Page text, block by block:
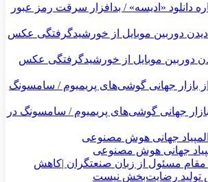
دانلود «ادیسه» / بدافزار سرقت رمز عبور
دوربین موبایل از خورشیدگرفتگی عکس
جهانی گوشی‌های پریمیوم / سامسونگ در
جهانی هوش مصنوعی